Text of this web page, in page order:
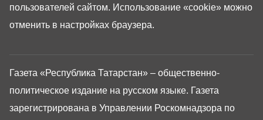
Газета «Республика Татарстан» – общественно-
политическое издание на русском языке. Газета
зарегистрирована в Управлении Роскомнадзора по
пользователей сайтом. Использование «cookie» можно
отменить в настройках браузера.